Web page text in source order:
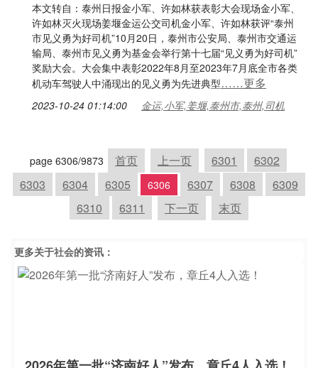
本文转自：泰州日报金小军、许如林获表彰大会现场金小军、
许如林灭火现场姜堰金运公交司机金小军、许如林获评“泰州
市见义勇为好司机”10月20日，泰州市公安局、泰州市交通运
输局、泰州市见义勇为基金会举行第十七届“见义勇为好司机”
奖励大会。大会集中表彰2022年8月至2023年7月底全市各类
机动车驾驶人中涌现出的见义勇为先进典型……更多
2023-10-24 01:14:00 金运,小军,姜堰,泰州市,泰州,司机
page 6306/9873 首页 上一页 6301
6302
6303
6304 6305 6306 6307 6308
6309
6310
6311 下一页 末页
更多关于社会的资讯：